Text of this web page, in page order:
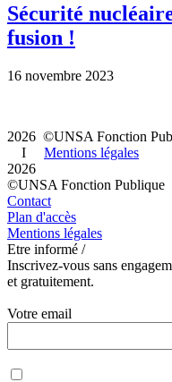
Sécurité
fusion !
16 novembre 2023
2026 ©UNSA Fonction
I Mentions légales
2026
©UNSA Fonction Publique
Contact
Plan d'accès
Mentions légales
Etre informé /
Inscrivez-vous sans
et gratuitement.
Votre email